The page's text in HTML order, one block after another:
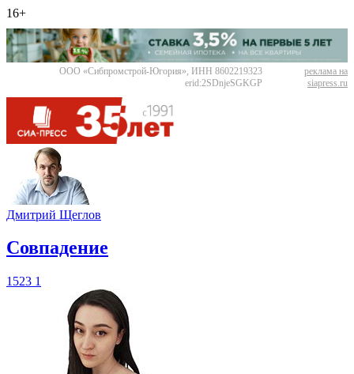
16+
ООО «Сибпромстрой-Югория», ИНН 8602219323
erid:2SDnjeSGKGP
реклама на
siapress.ru
Дмитрий Щеглов
​Совпадение
1523 1